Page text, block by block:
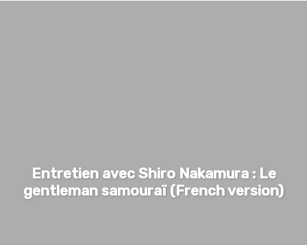
Entretien avec Shiro Nakamura : Le
gentleman samouraï (French version)